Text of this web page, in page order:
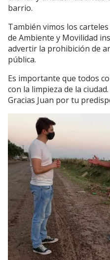
barrio.
También vimos los
de Ambiente y Movilidad
advertir la prohibición de
pública.
Es importante que todos
con la limpieza de la ciudad.
Gracias Juan por tu